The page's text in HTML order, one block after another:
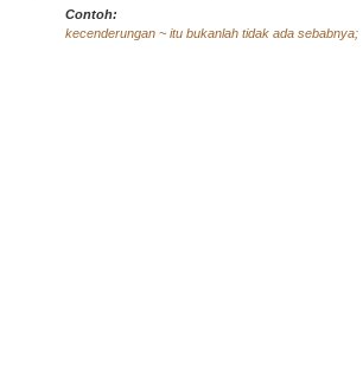
Contoh:
kecenderungan ~ itu bukanlah tidak ada sebabnya;